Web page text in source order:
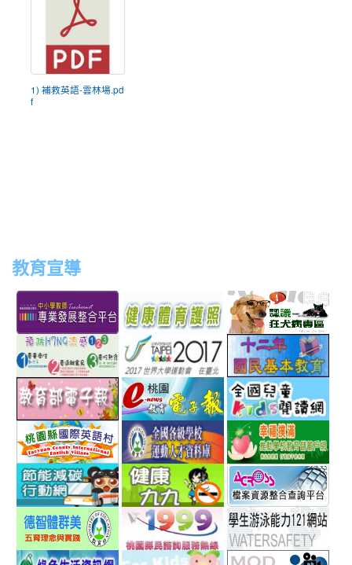
1) 補救英語-雲林場.pd
f
教育宣導
to
http://teachernet.moe.edu.tw/MAIN/index.aspx
link
to
https://airtw.epa.gov.tw/
link
to
http://
link
link
to
http://www.perdc.ntnu.edu.tw/anti-
flu/catalog.php?
MainCatalogID=2
link
http://
link
to
http://epaper.edu.tw/
link
to
http://163.30.192.132/
link
to
http://ev.tyc.edu.tw/
link
to
https://
to
link
to
http://ecolife.epa.gov.tw/cooler/default.aspx
link
to
http://
link
http://arteducation.sce.ntnu.edu.tw/fullfive/
link
to
http://www.tycg.gov.tw/
link link